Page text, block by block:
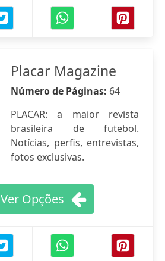
Placar Magazine
Número de Páginas: 64
PLACAR: a maior revista
brasileira de futebol.
Notícias, perfis, entrevistas,
fotos exclusivas.
Ver Opções